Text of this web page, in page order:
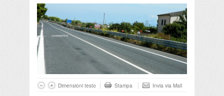
Dimensioni testo Stampa Invia via Mail